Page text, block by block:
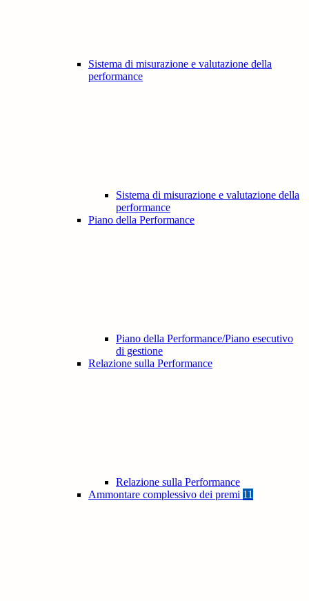
Sistema di misurazione e valutazione della
performance
Sistema di misurazione e valutazione della
performance
Piano della Performance
Piano della Performance/Piano esecutivo
di gestione
Relazione sulla Performance
Relazione sulla Performance
Ammontare complessivo dei premi 11